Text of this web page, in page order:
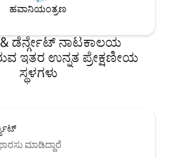
ಹವಾನಿಯಂತ್ರಣ
ಡೆರ್ನ್ಗೇಟ್ ನಾಟಕಾಲಯ
ಇತರ ಉನ್ನತ ಪ್ರೇಕ್ಷಣೀಯ
ಸ್ಥಳಗಳು
ಮಾಡಿದ್ದಾರೆ